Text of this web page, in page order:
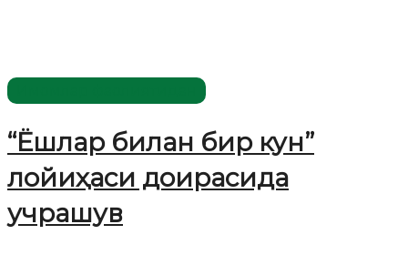
“Ёшлар билан бир кун”
лойиҳаси доирасида
учрашув